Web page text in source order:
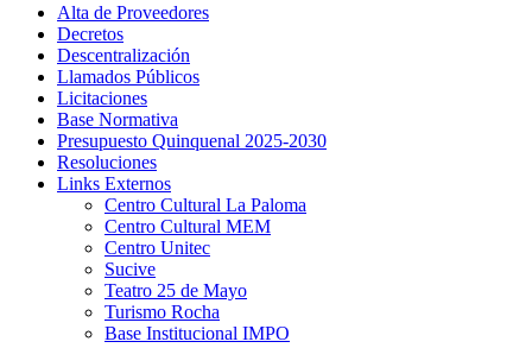
Alta de Proveedores
Decretos
Descentralización
Llamados Públicos
Licitaciones
Base Normativa
Presupuesto Quinquenal 2025-2030
Resoluciones
Links Externos
Centro Cultural La Paloma
Centro Cultural MEM
Centro Unitec
Sucive
Teatro 25 de Mayo
Turismo Rocha
Base Institucional IMPO